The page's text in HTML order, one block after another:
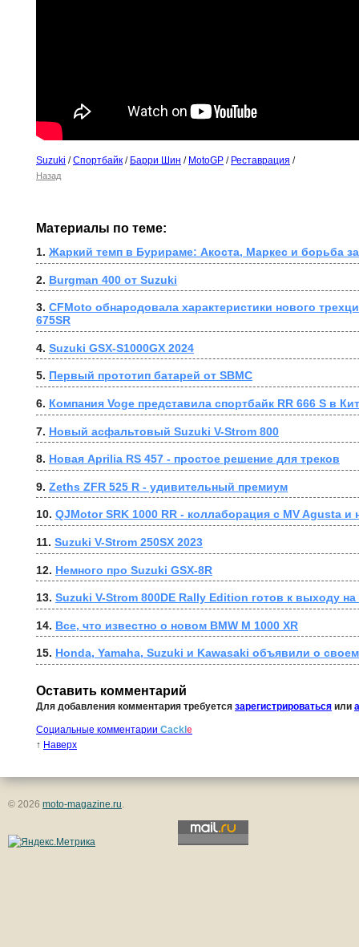
Suzuki /Спортбайк / Барри Шин / MotoGP / Реставрация /
Назад
Материалы по теме:
1. Жаркий темп в Бурираме: Акоста, Маркес и борьба
2. Burgman 400 от Suzuki
3. CFMoto обнародовала характеристики нового
675SR
4. Suzuki GSX-S1000GX 2024
5. Первый прототип батарей от SBMC
6. Компания Voge представила спортбайк RR 666 S в
7. Новый асфальтовый Suzuki V-Strom 800
8. Новая Aprilia RS 457 - простое решение для треков
9. Zeths ZFR 525 R - удивительный премиум
10. QJMotor SRK 1000 RR - коллаборация с MV Agusta и
11. Suzuki V-Strom 250SX 2023
12. Немного про Suzuki GSX-8R
13. Suzuki V-Strom 800DE Rally Edition готов к выходу
14. Все, что известно о новом BMW M 1000 XR
15. Honda, Yamaha, Suzuki и Kawasaki объявили о
Оставить комментарий
Для добавления комментария требуется зарегистрироваться или
Социальные комментарии Cackl e
↑ Наверх
© 2026 moto-magazine.ru.